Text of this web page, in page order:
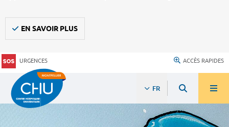
EN SAVOIR PLUS
URGENCES ACCÈS RAPIDES
FR